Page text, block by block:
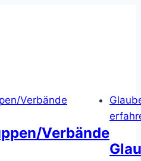
Verbände
Verbände